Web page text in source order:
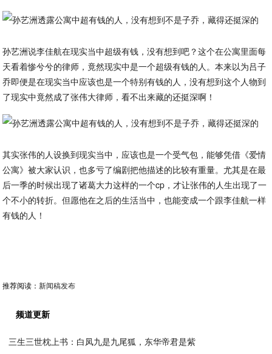
孙艺洲说李佳航在现实当中超级有钱，没有想到吧？这个在公寓里面每
天看着惨兮兮的律师，竟然现实中是一个超级有钱的人。本来以为吕子
乔即便是在现实当中应该也是一个特别有钱的人，没有想到这个人物到
了现实中竟然成了张伟大律师，看不出来藏的还挺深啊！
其实张伟的人设换到现实当中，应该也是一个受气包，能够凭借《爱情
公寓》被大家认识，也多亏了编剧把他描述的比较有重量。尤其是在最
后一季的时候出现了诸葛大力这样的一个cp，才让张伟的人生出现了一
个不小的转折。但愿他在之后的生活当中，也能变成一个跟李佳航一样
有钱的人！
推荐阅读：新闻稿发布
频道更新
三生三世枕上书：白凤九是九尾狐，东华帝君是紫